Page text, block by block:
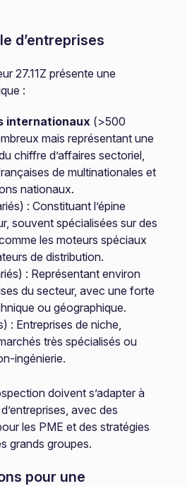
d’entreprises
27.11Z présente une
:
internationaux (>500
mais représentant une
chiffre d’affaires sectoriel,
de multinationales et
nationaux.
: Constituant l’épine
souvent spécialisées sur des
les moteurs spéciaux
de distribution.
: Représentant environ
du secteur, avec une forte
ou géographique.
: Entreprises de niche,
très spécialisés ou
ingénierie.
doivent s’adapter à
avec des
les PME et des stratégies
grands groupes.
pour une